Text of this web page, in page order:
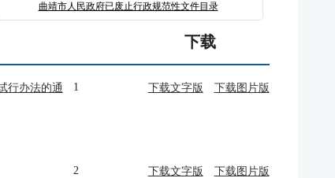
曲靖市人民政府已废止行政规范性文件目录
下载
1
行办法的通
下载文字版 下载图片版
2 下载文字版
下载图片版